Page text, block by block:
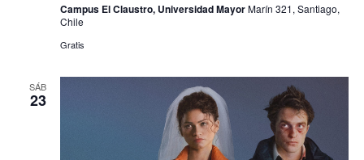
Campus El Claustro, Universidad MayorMarín 321, Santiago,
Chile
Gratis
SÁB
23